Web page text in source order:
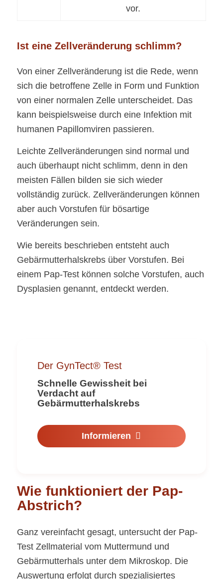
vor.
Ist eine Zellveränderung schlimm?
Von einer Zellveränderung ist die Rede, wenn
sich die betroffene Zelle in Form und Funktion
von einer normalen Zelle unterscheidet. Das
kann beispielsweise durch eine Infektion mit
humanen Papillomviren passieren.
Leichte Zellveränderungen sind normal und
auch überhaupt nicht schlimm, denn in den
meisten Fällen bilden sie sich wieder
vollständig zurück. Zellveränderungen können
aber auch Vorstufen für bösartige
Veränderungen sein.
Wie bereits beschrieben entsteht auch
Gebärmutterhalskrebs über Vorstufen. Bei
einem Pap-Test können solche Vorstufen, auch
Dysplasien genannt, entdeckt werden.
Der GynTect® Test
Schnelle Gewissheit bei
Verdacht auf
Gebärmutterhalskrebs
Informieren
Wie funktioniert der Pap-
Abstrich?
Ganz vereinfacht gesagt, untersucht der Pap-
Test Zellmaterial vom Muttermund und
Gebärmutterhals unter dem Mikroskop. Die
Auswertung erfolgt durch spezialisiertes